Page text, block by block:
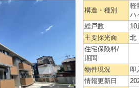
構造・種別
軽
ハ
総戸数
10
主要採光面
北
住宅保険料/
期間
物件現況
即
情報更新日